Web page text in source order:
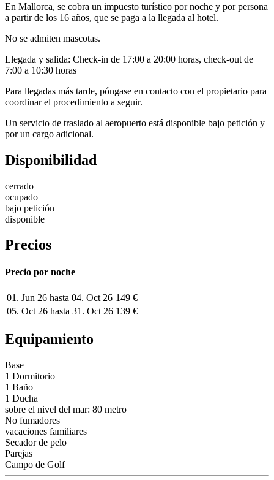
En Mallorca, se cobra un impuesto turístico por noche y por persona
a partir de los 16 años, que se paga a la llegada al hotel.
No se admiten mascotas.
Llegada y salida: Check-in de 17:00 a 20:00 horas, check-out de
7:00 a 10:30 horas
Para llegadas más tarde, póngase en contacto con el propietario para
coordinar el procedimiento a seguir.
Un servicio de traslado al aeropuerto está disponible bajo petición y
por un cargo adicional.
Disponibilidad
cerrado
ocupado
bajo petición
disponible
Precios
Precio por noche
01. Jun 26 hasta 04. Oct 26 149 €
05. Oct 26 hasta 31. Oct 26 139 €
Equipamiento
Base
1 Dormitorio
1 Baño
1 Ducha
sobre el nivel del mar: 80 metro
No fumadores
vacaciones familiares
Secador de pelo
Parejas
Campo de Golf